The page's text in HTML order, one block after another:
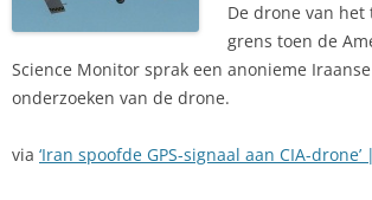
De drone van het
grens toen de
Science Monitor sprak een anonieme
onderzoeken van de drone.
via ‘Iran spoofde GPS-signaal aan CIA-